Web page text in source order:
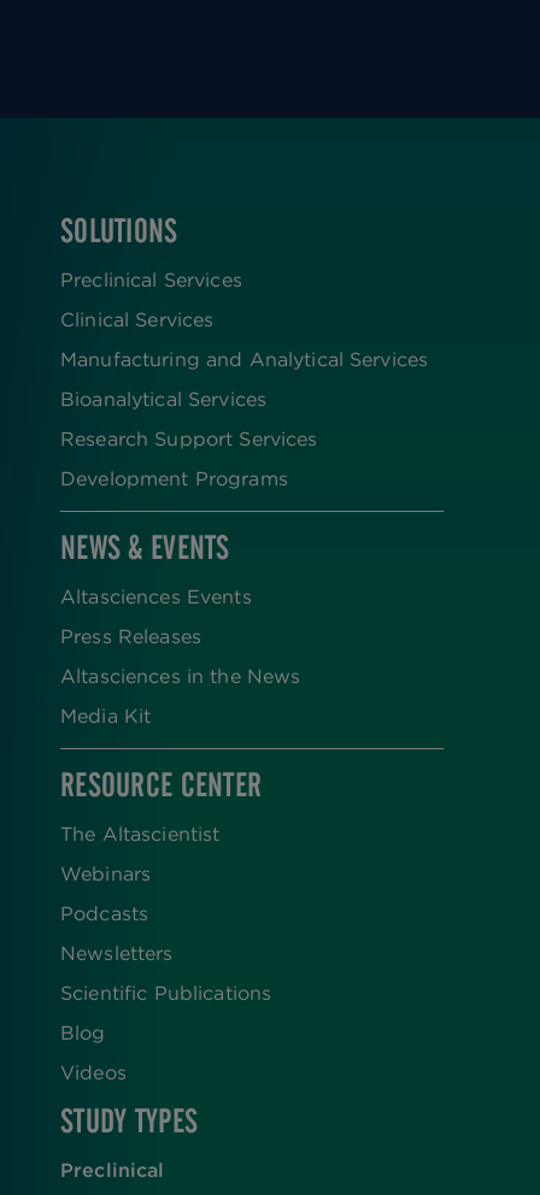
FOOTER
SOLUTIONS
Preclinical Services
Clinical Services
Manufacturing and Analytical Services
Bioanalytical Services
Research Support Services
Development Programs
NEWS & EVENTS
Altasciences Events
Press Releases
Altasciences in the News
Media Kit
RESOURCE CENTER
The Altascientist
Webinars
Podcasts
Newsletters
Scientific Publications
Blog
Videos
STUDY TYPES
Preclinical